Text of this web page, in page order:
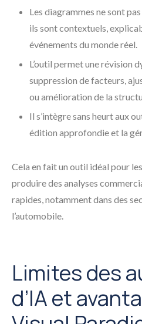
Les diagrammes ne sont
ils sont contextuels,
événements du monde réel.
L’outil permet une révision
suppression de facteurs,
ou amélioration de la
Il s’intègre sans heurt aux
édition approfondie et la
Cela en fait un outil idéal pour
produire des analyses
rapides, notamment dans des
l’automobile.
Limites des
d’IA et